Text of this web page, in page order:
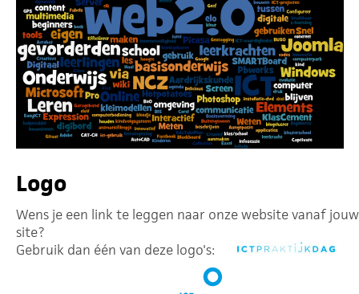
Logo
Wens je een link te leggen naar onze website vanaf jouw
site?
Gebruik dan één van deze logo's: